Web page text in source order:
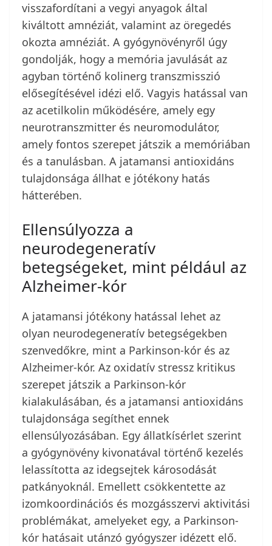
visszafordítani a vegyi anyagok által
kiváltott amnéziát, valamint az öregedés
okozta amnéziát. A gyógynövényről úgy
gondolják, hogy a memória javulását az
agyban történő kolinerg transzmisszió
elősegítésével idézi elő. Vagyis hatással van
az acetilkolin működésére, amely egy
neurotranszmitter és neuromodulátor,
amely fontos szerepet játszik a memóriában
és a tanulásban. A jatamansi antioxidáns
tulajdonsága állhat e jótékony hatás
hátterében.
Ellensúlyozza a
neurodegeneratív
betegségeket, mint például az
Alzheimer-kór
A jatamansi jótékony hatással lehet az
olyan neurodegeneratív betegségekben
szenvedőkre, mint a Parkinson-kór és az
Alzheimer-kór. Az oxidatív stressz kritikus
szerepet játszik a Parkinson-kór
kialakulásában, és a jatamansi antioxidáns
tulajdonsága segíthet ennek
ellensúlyozásában. Egy állatkísérlet szerint
a gyógynövény kivonatával történő kezelés
lelassította az idegsejtek károsodását
patkányoknál. Emellett csökkentette az
izomkoordinációs és mozgásszervi aktivitási
problémákat, amelyeket egy, a Parkinson-
kór hatásait utánzó gyógyszer idézett elő.